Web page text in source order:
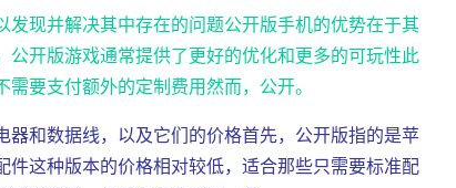
现并解决其中存在的问题公开版手机的优势在于其
开版游戏通常提供了更好的优化和更多的可玩性此
要支付额外的定制费用然而，公开。
和数据线，以及它们的价格首先，公开版指的是苹
这种版本的价格相对较低，适合那些只需要标准配